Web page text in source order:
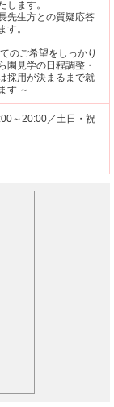
ます。
先生方との質疑応答
す。
のご希望をしっかり
園見学の日程調整・
採用が決まるまで就
す ～
～20:00／土日・祝